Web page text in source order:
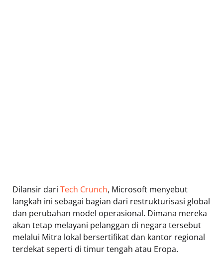
Dilansir dari Tech Crunch, Microsoft menyebut
langkah ini sebagai bagian dari restrukturisasi global
dan perubahan model operasional. Dimana mereka
akan tetap melayani pelanggan di negara tersebut
melalui Mitra lokal bersertifikat dan kantor regional
terdekat seperti di timur tengah atau Eropa.